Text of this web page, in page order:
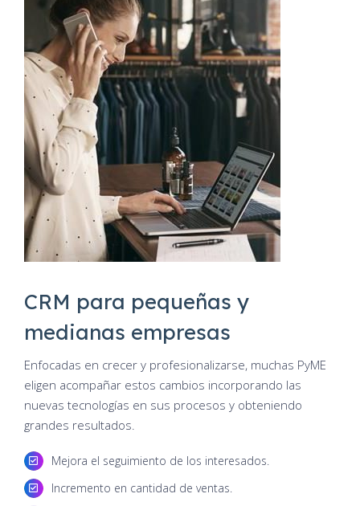
CRM para pequeñas y
medianas empresas
Enfocadas en crecer y profesionalizarse, muchas PyME
eligen acompañar estos cambios incorporando las
nuevas tecnologías en sus procesos y obteniendo
grandes resultados.
Mejora el seguimiento de los interesados.
Incremento en cantidad de ventas.